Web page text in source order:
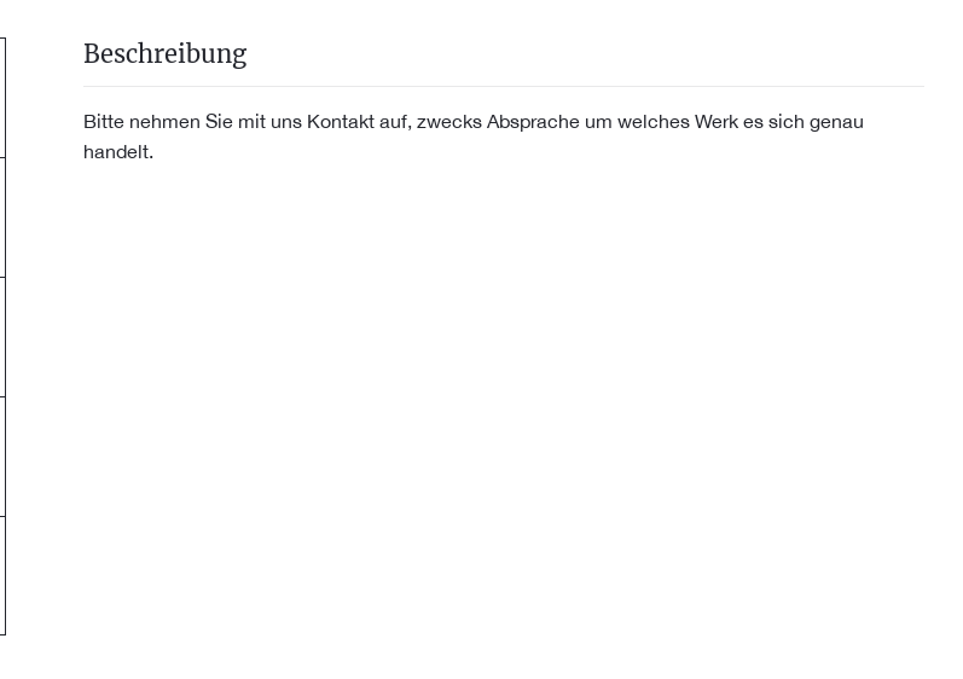
Beschreibung
Bitte nehmen Sie mit uns Kontakt auf, zwecks Absprache um welches Werk es sich genau
handelt.